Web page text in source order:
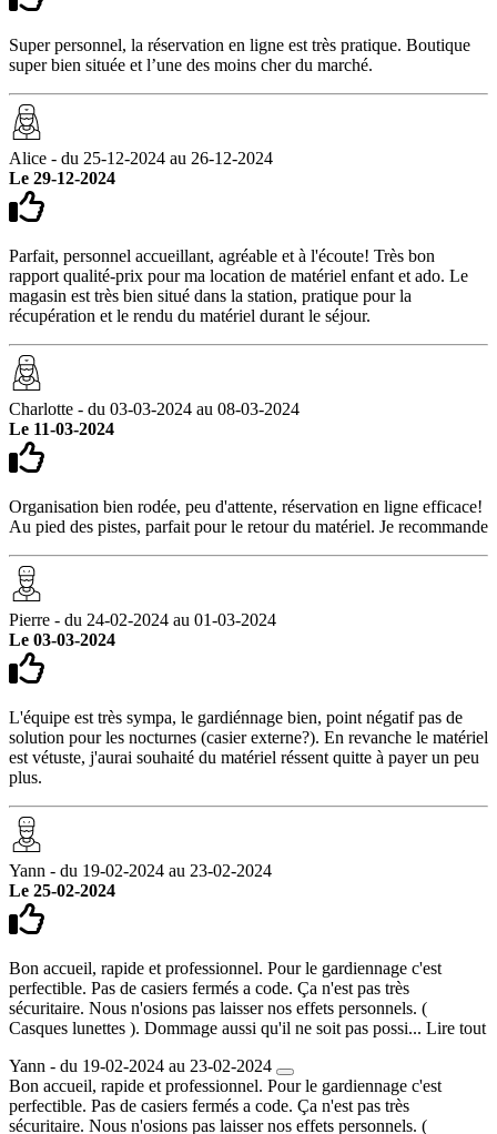
Super personnel, la réservation en ligne est très pratique. Boutique
super bien située et l’une des moins cher du marché.
Alice - du 25-12-2024 au 26-12-2024
Le 29-12-2024
Parfait, personnel accueillant, agréable et à l'écoute! Très bon
rapport qualité-prix pour ma location de matériel enfant et ado. Le
magasin est très bien situé dans la station, pratique pour la
récupération et le rendu du matériel durant le séjour.
Charlotte - du 03-03-2024 au 08-03-2024
Le 11-03-2024
Organisation bien rodée, peu d'attente, réservation en ligne efficace!
Au pied des pistes, parfait pour le retour du matériel. Je recommande
Pierre - du 24-02-2024 au 01-03-2024
Le 03-03-2024
L'équipe est très sympa, le gardiénnage bien, point négatif pas de
solution pour les nocturnes (casier externe?). En revanche le matériel
est vétuste, j'aurai souhaité du matériel réssent quitte à payer un peu
plus.
Yann - du 19-02-2024 au 23-02-2024
Le 25-02-2024
Bon accueil, rapide et professionnel. Pour le gardiennage c'est
perfectible. Pas de casiers fermés a code. Ça n'est pas très
sécuritaire. Nous n'osions pas laisser nos effets personnels. (
Casques lunettes ). Dommage aussi qu'il ne soit pas possi... Lire tout
Yann - du 19-02-2024 au 23-02-2024
Bon accueil, rapide et professionnel. Pour le gardiennage c'est
perfectible. Pas de casiers fermés a code. Ça n'est pas très
sécuritaire. Nous n'osions pas laisser nos effets personnels. (